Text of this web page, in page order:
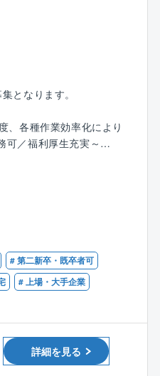
となります。
、各種作業効率化により
可／福利厚生充実～
住宅の設計業務（注文住
調査、各種申請など）を
お客様とじっくり向き
イメージを適確に捉
にします。
案件は、年に25～35件
程かけてプランを企画し
身近に感じられます。
# 第二新卒・既卒者可
# 上場・大手企業
詳細を見る